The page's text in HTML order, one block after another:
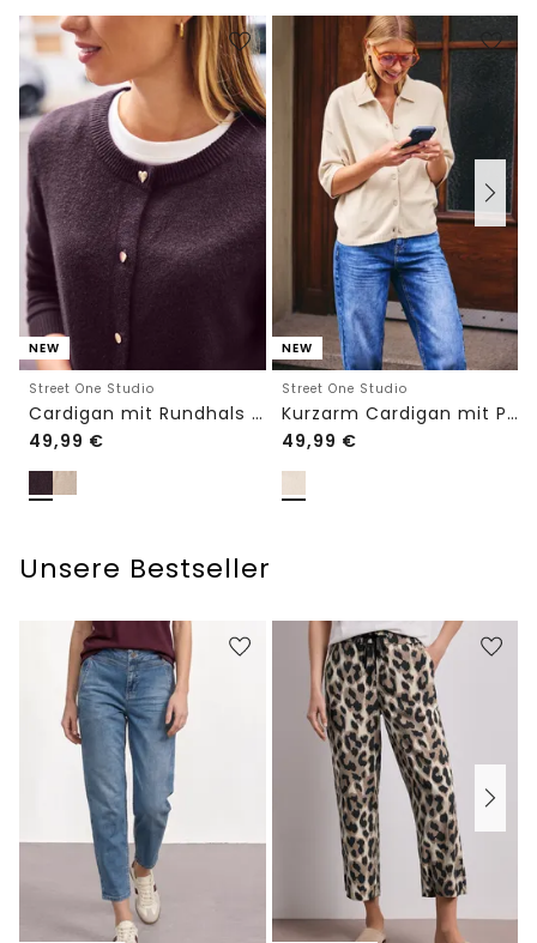
NEW
Street One Studio
Cardigan mit Rundhals und Knöpfen
49,99 €
NEW
Street One Studio
Kurzarm Cardigan mit Polokragen
49,99 €
Unsere Bestseller